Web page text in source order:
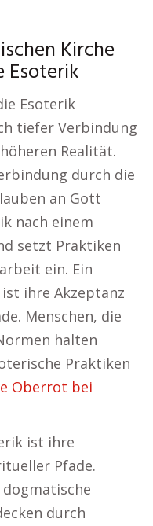
Kirche
Esoterik
Esoterik
tiefer Verbindung
Realität.
durch die
an Gott
nach einem
setzt Praktiken
ein. Ein
ihre Akzeptanz
Menschen, die
halten
Praktiken
Oberrot bei
ist ihre
Pfade.
durch